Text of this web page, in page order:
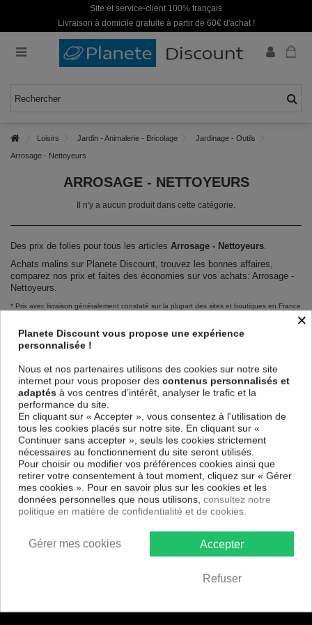
Site et service-client 100% français
Livraison à domicile gratuite à partir de 60€ d'achat !
Loisirs Jardin - Animalerie - Bricolage Jardinage - Outils
Arrosage - Nettoyeurs
ARROSAGE - NETTOYEURS
Il n'y a aucun produit dans cette catégorie.
Des prix de folies pour tous les articles Arrosage - Nettoyeurs.
Achats malins sur Planete Discount, trouvez les bonnes affaires,
comparez nos prix et faites des économies sur vos achats: Arrosage -
Nettoyeurs.
* Prix avec livraison généralement constaté sur la plupart des sites et boutiques en France
ARROSAGE - NETTOYEURS
Besoin d'aide
Paiement
×
Planete Discount vous propose une expérience
personnalisée !
Nous et nos partenaires utilisons des cookies sur notre site
internet pour vous proposer des contenus personnalisés et
adaptés à vos centres d’intérêt, analyser le trafic et la
performance du site.
En cliquant sur « Accepter », vous consentez à l'utilisation de
tous les cookies placés sur notre site. En cliquant sur «
Continuer sans accepter », seuls les cookies strictement
nécessaires au fonctionnement du site seront utilisés.
Pour choisir ou modifier vos préférences cookies ainsi que
retirer votre consentement à tout moment, cliquez sur « Gérer
mes cookies ». Pour en savoir plus sur les cookies et les
données personnelles que nous utilisons, consultez notre
politique en matière de confidentialité et de cookies.
Accepter
Refuser
Gérer mes cookies